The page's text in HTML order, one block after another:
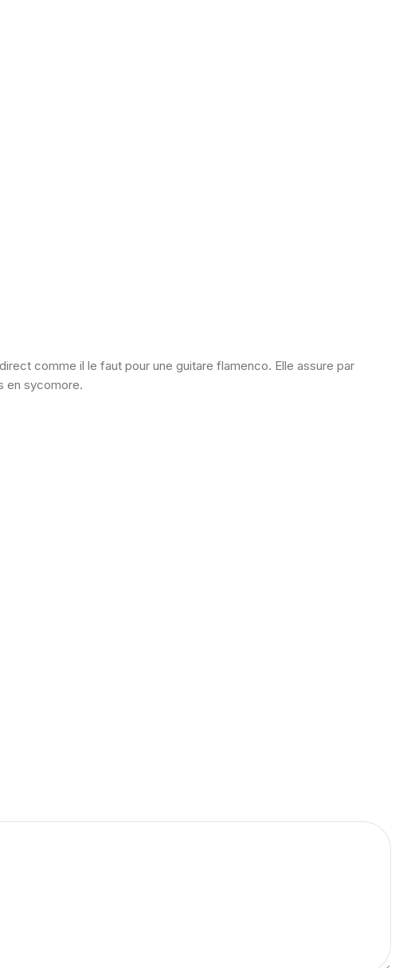
comme il le faut pour une guitare flamenco. Elle assure par
en sycomore.